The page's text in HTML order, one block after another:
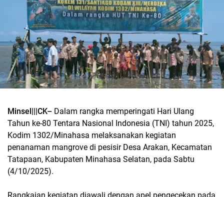
Minsel|||CK– Dalam rangka memperingati Hari Ulang
Tahun ke-80 Tentara Nasional Indonesia (TNI) tahun 2025,
Kodim 1302/Minahasa melaksanakan kegiatan
penanaman mangrove di pesisir Desa Arakan, Kecamatan
Tatapaan, Kabupaten Minahasa Selatan, pada Sabtu
(4/10/2025).